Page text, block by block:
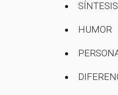
SÍNTESIS
HUMOR